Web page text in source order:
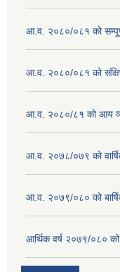
आ.व. २०८०/०८१ को
आ.व. २०८०/०८१ को
आ.व. २०८०/८१ को आय
आ.व. २०७८/०७९ को
आ.व. २०७९/०८० को
आर्थिक वर्ष २०७९/०८०